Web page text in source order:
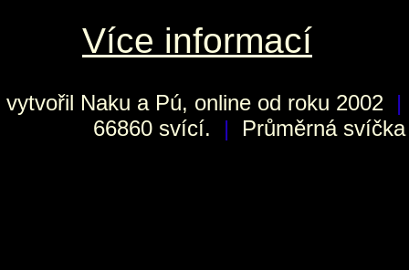
Více informací
vytvořil Naku a Pú, online od roku 2002 |
66860 svící.
| Průměrná